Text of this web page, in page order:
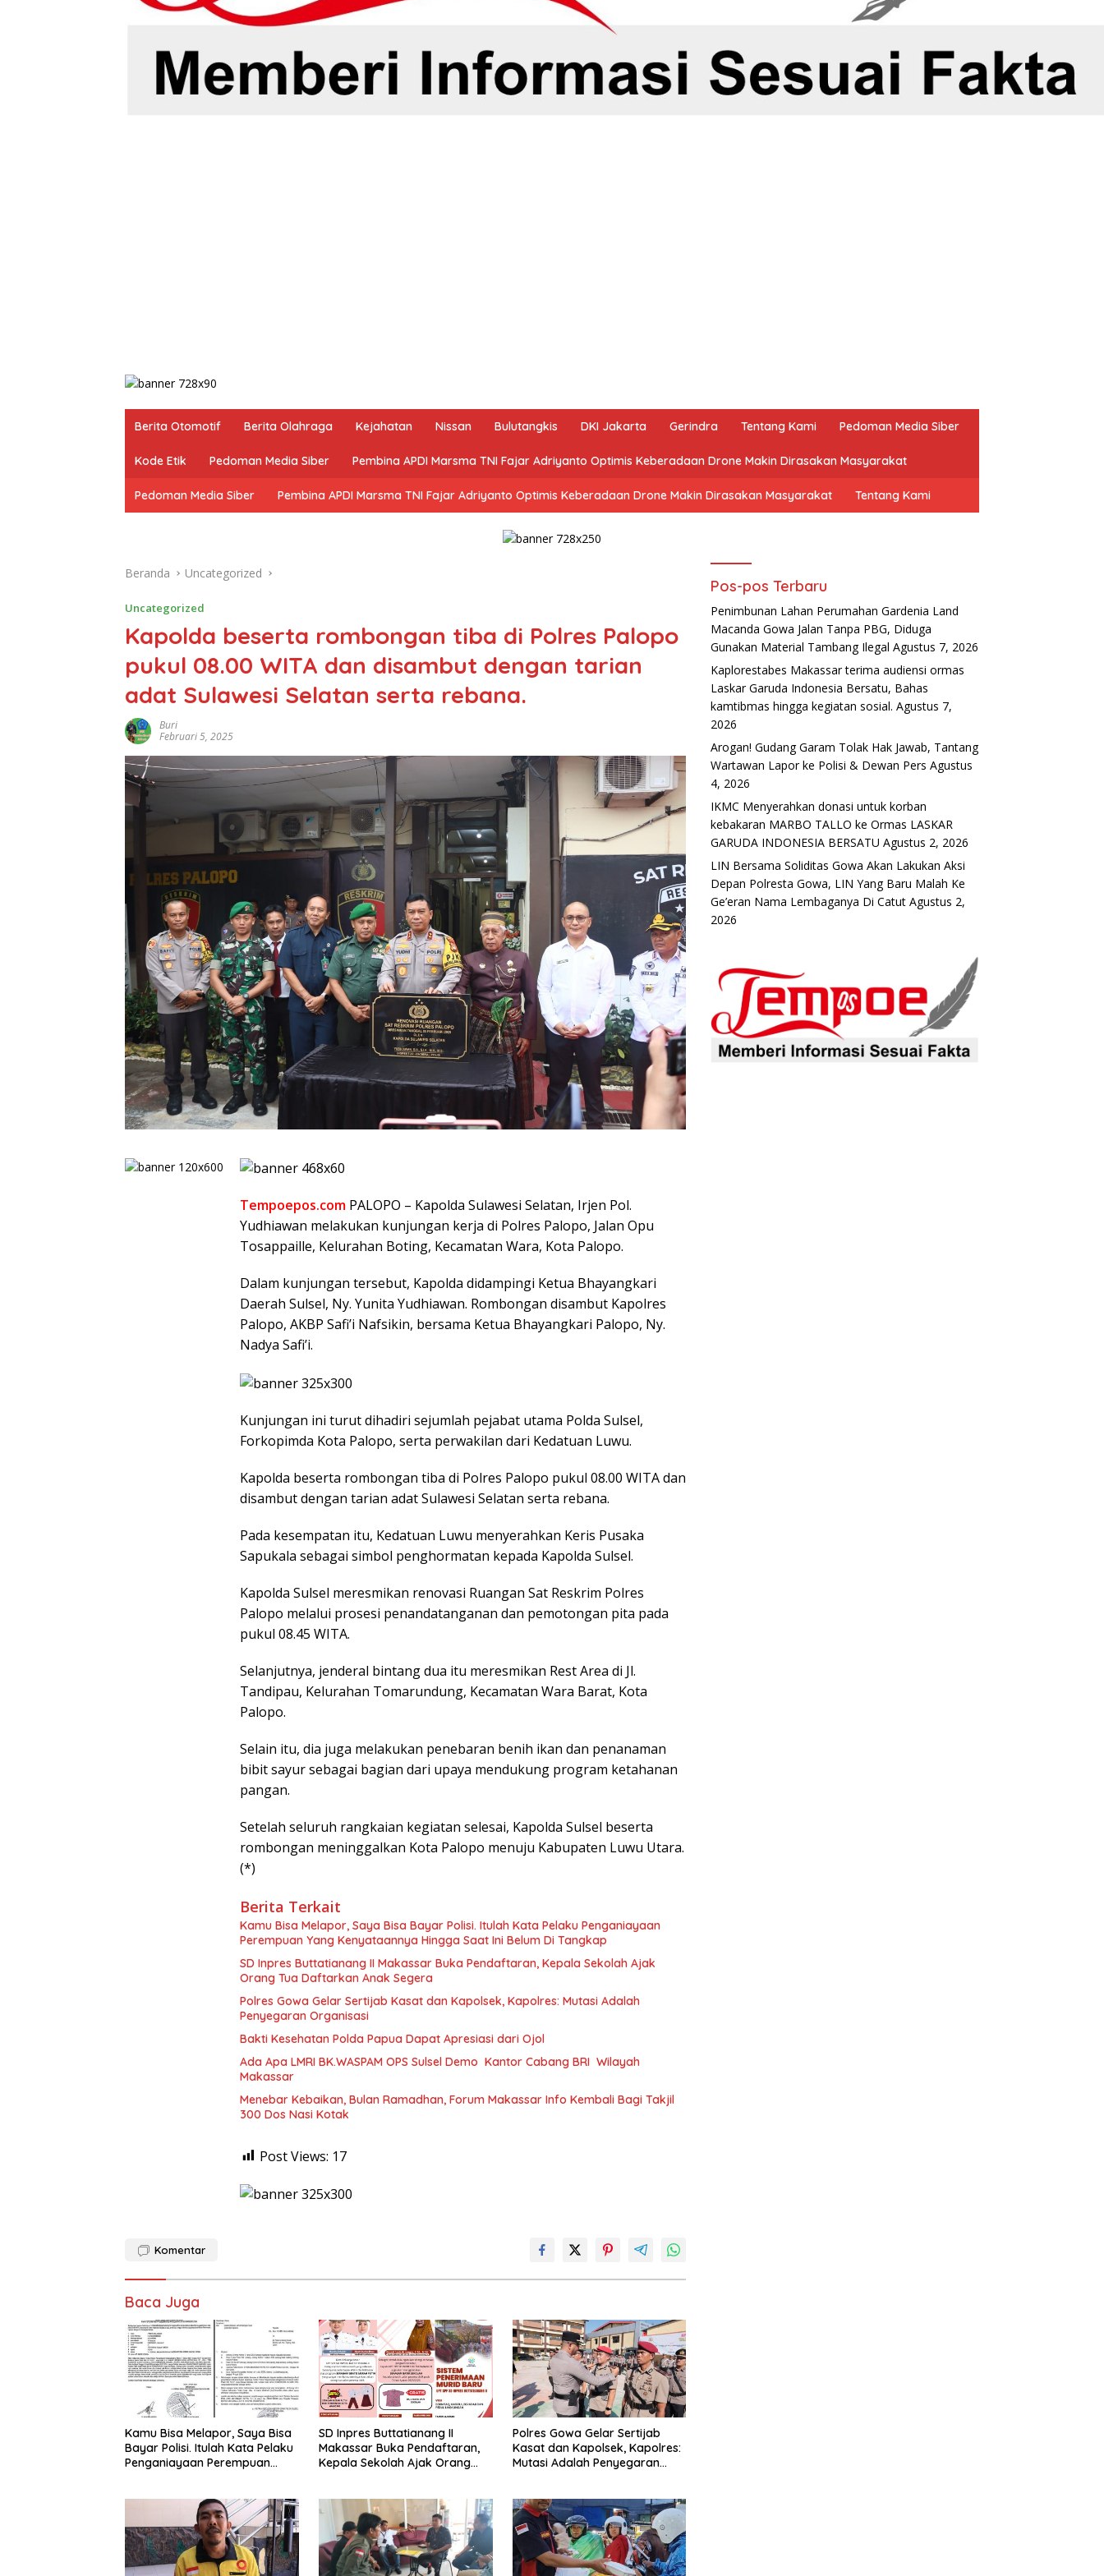
Berita Otomotif Berita Olahraga Kejahatan Nissan Bulutangkis DKI Jakarta Gerindra Tentang Kami Pedoman Media Siber
Kode Etik Pedoman Media Siber Pembina APDI Marsma TNI Fajar Adriyanto Optimis Keberadaan Drone Makin Dirasakan Masyarakat
Pedoman Media Siber Pembina APDI Marsma TNI Fajar Adriyanto Optimis Keberadaan Drone Makin Dirasakan Masyarakat Tentang Kami
Beranda Uncategorized
Uncategorized
Kapolda beserta rombongan tiba di Polres Palopo
pukul 08.00 WITA dan disambut dengan tarian
adat Sulawesi Selatan serta rebana.
Buri
Februari 5, 2025
Tempoepos.com PALOPO – Kapolda Sulawesi Selatan, Irjen Pol.
Yudhiawan melakukan kunjungan kerja di Polres Palopo, Jalan Opu
Tosappaille, Kelurahan Boting, Kecamatan Wara, Kota Palopo.
Dalam kunjungan tersebut, Kapolda didampingi Ketua Bhayangkari
Daerah Sulsel, Ny. Yunita Yudhiawan. Rombongan disambut Kapolres
Palopo, AKBP Safi’i Nafsikin, bersama Ketua Bhayangkari Palopo, Ny.
Nadya Safi’i.
Kunjungan ini turut dihadiri sejumlah pejabat utama Polda Sulsel,
Forkopimda Kota Palopo, serta perwakilan dari Kedatuan Luwu.
Kapolda beserta rombongan tiba di Polres Palopo pukul 08.00 WITA dan
disambut dengan tarian adat Sulawesi Selatan serta rebana.
Pada kesempatan itu, Kedatuan Luwu menyerahkan Keris Pusaka
Sapukala sebagai simbol penghormatan kepada Kapolda Sulsel.
Kapolda Sulsel meresmikan renovasi Ruangan Sat Reskrim Polres
Palopo melalui prosesi penandatanganan dan pemotongan pita pada
pukul 08.45 WITA.
Selanjutnya, jenderal bintang dua itu meresmikan Rest Area di Jl.
Tandipau, Kelurahan Tomarundung, Kecamatan Wara Barat, Kota
Palopo.
Selain itu, dia juga melakukan penebaran benih ikan dan penanaman
bibit sayur sebagai bagian dari upaya mendukung program ketahanan
pangan.
Setelah seluruh rangkaian kegiatan selesai, Kapolda Sulsel beserta
rombongan meninggalkan Kota Palopo menuju Kabupaten Luwu Utara.
(*)
Berita Terkait
Kamu Bisa Melapor, Saya Bisa Bayar Polisi. Itulah Kata Pelaku Penganiayaan
Perempuan Yang Kenyataannya Hingga Saat Ini Belum Di Tangkap
SD Inpres Buttatianang II Makassar Buka Pendaftaran, Kepala Sekolah Ajak
Orang Tua Daftarkan Anak Segera
Polres Gowa Gelar Sertijab Kasat dan Kapolsek, Kapolres: Mutasi Adalah
Penyegaran Organisasi
Bakti Kesehatan Polda Papua Dapat Apresiasi dari Ojol
Ada Apa LMRI BK.WASPAM OPS Sulsel Demo Kantor Cabang BRI Wilayah
Makassar
Menebar Kebaikan, Bulan Ramadhan, Forum Makassar Info Kembali Bagi Takjil
300 Dos Nasi Kotak
Post Views: 17
Komentar
Baca Juga
Kamu Bisa Melapor, Saya Bisa
Bayar Polisi. Itulah Kata Pelaku
Penganiayaan Perempuan
SD Inpres Buttatianang II
Makassar Buka Pendaftaran,
Kepala Sekolah Ajak Orang
Polres Gowa Gelar Sertijab
Kasat dan Kapolsek, Kapolres:
Mutasi Adalah Penyegaran
Pos-pos Terbaru
Penimbunan Lahan Perumahan Gardenia Land
Macanda Gowa Jalan Tanpa PBG, Diduga
Gunakan Material Tambang Ilegal Agustus 7, 2026
Kaplorestabes Makassar terima audiensi ormas
Laskar Garuda Indonesia Bersatu, Bahas
kamtibmas hingga kegiatan sosial. Agustus 7,
2026
Arogan! Gudang Garam Tolak Hak Jawab, Tantang
Wartawan Lapor ke Polisi & Dewan Pers Agustus
4, 2026
IKMC Menyerahkan donasi untuk korban
kebakaran MARBO TALLO ke Ormas LASKAR
GARUDA INDONESIA BERSATU Agustus 2, 2026
LIN Bersama Soliditas Gowa Akan Lakukan Aksi
Depan Polresta Gowa, LIN Yang Baru Malah Ke
Ge’eran Nama Lembaganya Di Catut Agustus 2,
2026